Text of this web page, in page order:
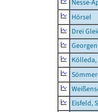
Nesse-
Hörsel
Drei
Eisfeld,